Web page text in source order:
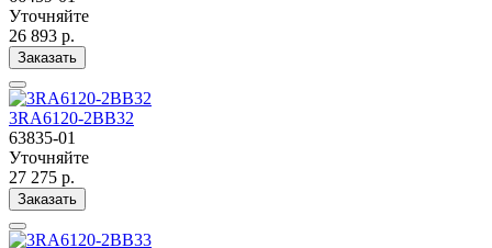
Уточняйте
26 893 р.
Заказать
3RA6120-2BB32
63835-01
Уточняйте
27 275 р.
Заказать